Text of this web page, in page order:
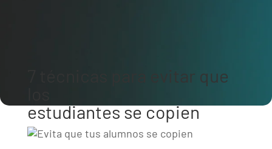
7 técnicas para evitar que
estudiantes se copien